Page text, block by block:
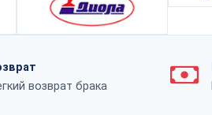
возврат брака